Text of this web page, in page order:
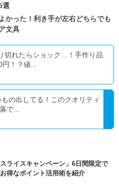
選
かった！利き手が左右どちらでも
文具
切れたらショック…！手作り品
円！？値...
の出してる！このクオリティ
で...
ライスキャンペーン」6日間限定で
得なポイント活用術を紹介